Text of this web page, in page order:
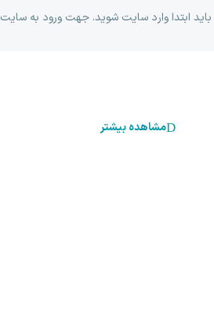
ابتدا وارد سایت شوید. جهت ورود به سایت
مشاهده بیشتر